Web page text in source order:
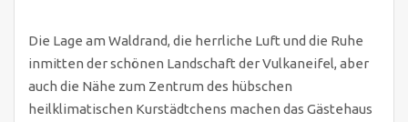
Die Lage am Waldrand, die herrliche Luft und die Ruhe
inmitten der schönen Landschaft der Vulkaneifel, aber
auch die Nähe zum Zentrum des hübschen
heilklimatischen Kurstädtchens machen das Gästehaus